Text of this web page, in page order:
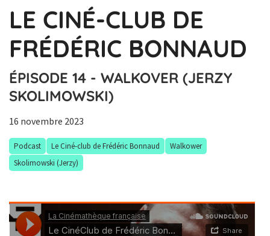
LE CINÉ-CLUB DE
FRÉDÉRIC BONNAUD
ÉPISODE 14 - WALKOVER (JERZY
SKOLIMOWSKI)
16 novembre 2023
Podcast Le Ciné-club de Frédéric Bonnaud
Walkower
Skolimowski (Jerzy)